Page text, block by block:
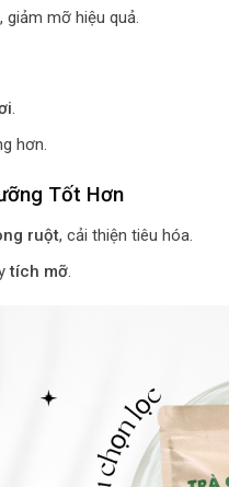
, giảm mỡ hiệu quả.
.
hơn.
Tốt Hơn
ruột, cải thiện tiêu hóa.
tích mỡ.